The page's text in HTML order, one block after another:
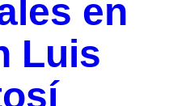
en
Luis